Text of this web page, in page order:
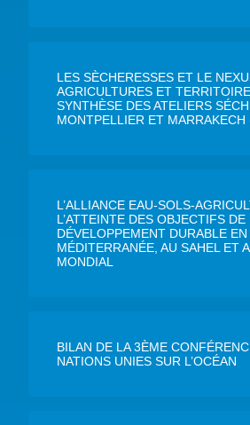
LES SÈCHERESSES ET LE
AGRICULTURES ET
SYNTHÈSE DES ATELIERS
MONTPELLIER ET MARRAKECH
L’ALLIANCE EAU-SOLS-
L’ATTEINTE DES OBJECTIFS DE
DÉVELOPPEMENT DURABLE EN
MÉDITERRANÉE, AU SAHEL ET
MONDIAL
BILAN DE LA 3ÈME
NATIONS UNIES SUR L’OCÉAN